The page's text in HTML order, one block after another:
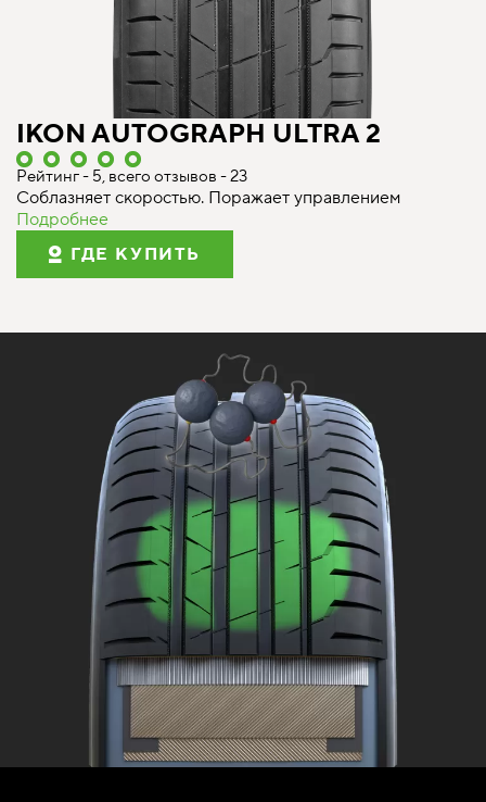
IKON AUTOGRAPH ULTRA 2
Рейтинг - 5, всего отзывов - 23
Соблазняет скоростью. Поражает управлением
Подробнее
ГДЕ КУПИТЬ